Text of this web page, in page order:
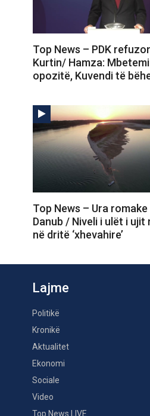
Top News – PDK
Kurtin/ Hamza:
opozitë, Kuvendi të
Top News – Ura romake
Danub / Niveli i ulët i ujit
në dritë ‘xhevahire’
Lajme
Politikë
Kronikë
Aktualitet
Ekonomi
Sociale
Video
Top News LIVE